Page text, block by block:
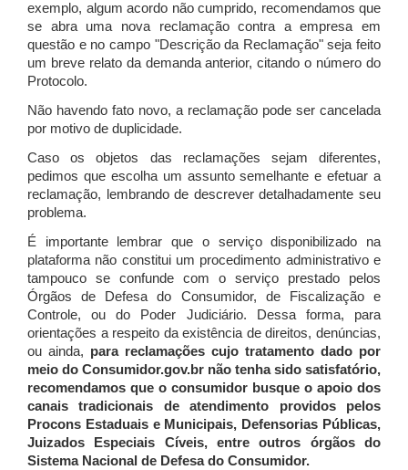
exemplo, algum acordo não cumprido, recomendamos que
se abra uma nova reclamação contra a empresa em
questão e no campo "Descrição da Reclamação" seja feito
um breve relato da demanda anterior, citando o número do
Protocolo.
Não havendo fato novo, a reclamação pode ser cancelada
por motivo de duplicidade.
Caso os objetos das reclamações sejam diferentes,
pedimos que escolha um assunto semelhante e efetuar a
reclamação, lembrando de descrever detalhadamente seu
problema.
É importante lembrar que o serviço disponibilizado na
plataforma não constitui um procedimento administrativo e
tampouco se confunde com o serviço prestado pelos
Órgãos de Defesa do Consumidor, de Fiscalização e
Controle, ou do Poder Judiciário. Dessa forma, para
orientações a respeito da existência de direitos, denúncias,
ou ainda, para reclamações cujo tratamento dado por
meio do Consumidor.gov.br não tenha sido satisfatório,
recomendamos que o consumidor busque o apoio dos
canais tradicionais de atendimento providos pelos
Procons Estaduais e Municipais, Defensorias Públicas,
Juizados Especiais Cíveis, entre outros órgãos do
Sistema Nacional de Defesa do Consumidor.